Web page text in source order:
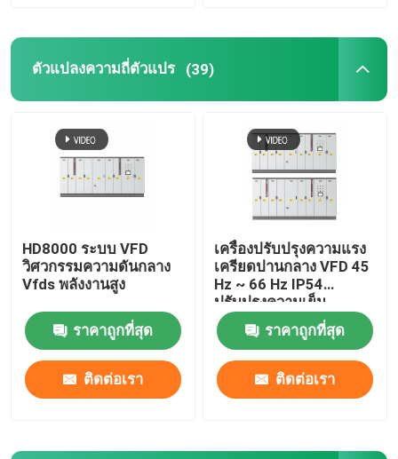
ตัวแปลงความถี่ตัวแปร (39)
HD8000 ระบบ VFD
วิศวกรรมความดันกลาง
Vfds พลังงานสูง
ราคาถูกที่สุด
ติดต่อเรา
เครื่องปรับปรุงความแรง
เครียดปานกลาง VFD 45
Hz ~ 66 Hz IP54
ปรับปรุงความเย็น
ของเหลว
ราคาถูกที่สุด
ติดต่อเรา